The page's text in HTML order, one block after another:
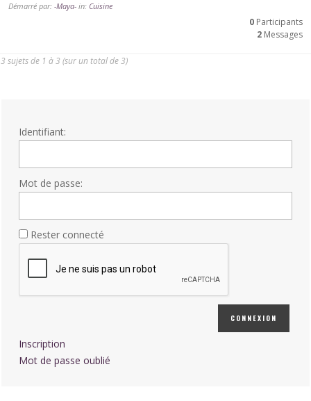
Démarré par: -Maya- in: Cuisine
0 Participants
2 Messages
3 sujets de 1 à 3 (sur un total de 3)
Identifiant:
Mot de passe:
Rester connecté
CONNEXION
Inscription
Mot de passe oublié